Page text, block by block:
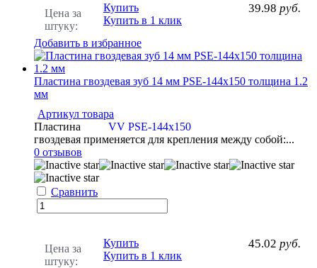
Цена за
штуку:
39.98 руб.
Купить
Купить в 1 клик
Добавить в избранное
Пластина гвоздевая зуб 14 мм PSE-144x150 толщина 1.2
мм
Артикул товара
VV PSE-144x150
Пластина
гвоздевая применяется для крепления между собой:...
0 отзывов
Сравнить
Цена за
штуку:
45.02 руб.
Купить
Купить в 1 клик